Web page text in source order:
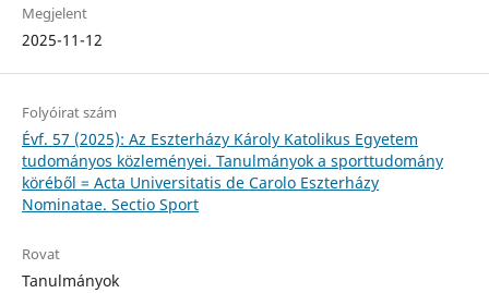
Megjelent
2025-11-12
Folyóirat szám
Évf. 57 (2025): Az Eszterházy Károly Katolikus Egyetem
tudományos közleményei. Tanulmányok a sporttudomány
köréből = Acta Universitatis de Carolo Eszterházy
Nominatae. Sectio Sport
Rovat
Tanulmányok